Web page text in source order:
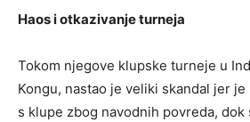
Haos i otkazivanje turneja
Tokom njegove klupske turneje u
Kongu, nastao je veliki skandal jer
s klupe zbog navodnih povreda, dok